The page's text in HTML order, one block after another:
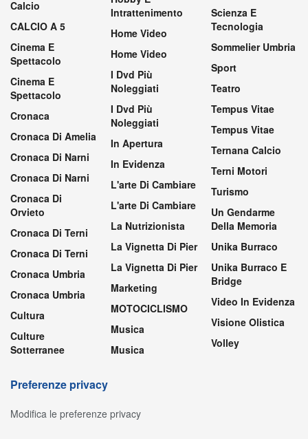
Calcio
CALCIO A 5
Cinema E
Spettacolo
Cinema E
Spettacolo
Cronaca
Cronaca Di Amelia
Cronaca Di Narni
Cronaca Di Narni
Cronaca Di
Orvieto
Cronaca Di Terni
Cronaca Di Terni
Cronaca Umbria
Cronaca Umbria
Cultura
Culture
Sotterranee
Intrattenimento
Home Video
Home Video
I Dvd Più
Noleggiati
I Dvd Più
Noleggiati
In Apertura
In Evidenza
L'arte Di Cambiare
L'arte Di Cambiare
La Nutrizionista
La Vignetta Di Pier
La Vignetta Di Pier
Marketing
MOTOCICLISMO
Musica
Musica
Scienza E
Tecnologia
Sommelier Umbria
Sport
Teatro
Tempus Vitae
Tempus Vitae
Ternana Calcio
Terni Motori
Turismo
Un Gendarme
Della Memoria
Unika Burraco
Unika Burraco E
Bridge
Video In Evidenza
Visione Olistica
Volley
Preferenze privacy
Modifica le preferenze privacy